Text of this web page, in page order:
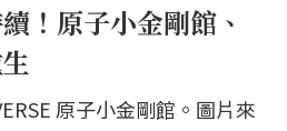
！原子小金剛館、